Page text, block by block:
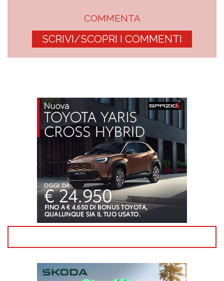
COMMENTA
SCRIVI/SCOPRI I COMMENTI